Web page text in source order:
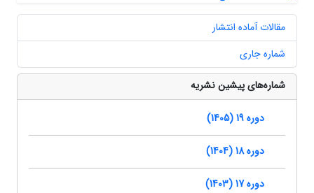
مقالات آماده انتشار
شماره جاری
شماره‌های پیشین نشریه
دوره 19 (1405)
دوره 18 (1404)
دوره 17 (1403)